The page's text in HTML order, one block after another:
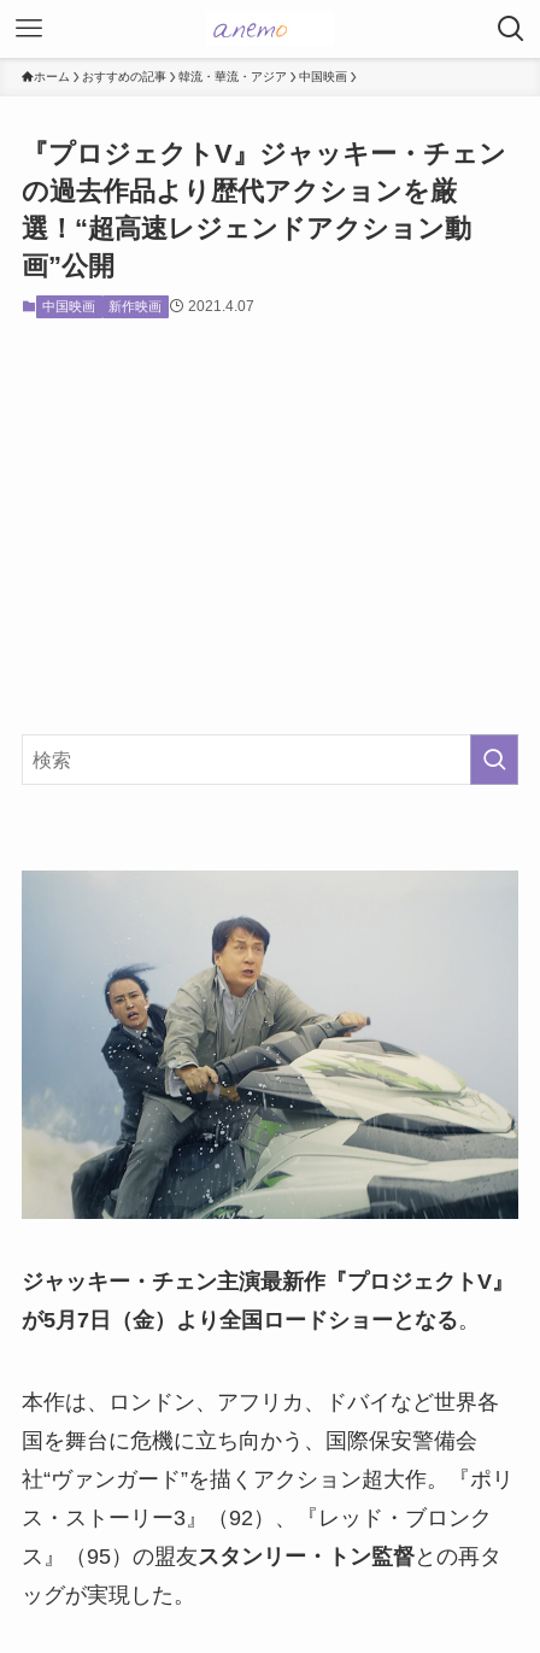
ホーム おすすめの記事 韓流・華流・アジア 中国映画
『プロジェクトV』ジャッキー・チェン
の過去作品より歴代アクションを厳
選！“超高速レジェンドアクション動
画”公開
中国映画 新作映画 2021.4.07
ジャッキー・チェン主演最新作『プロジェクトV』
が5月7日（金）より全国ロードショーとなる。
本作は、ロンドン、アフリカ、ドバイなど世界各
国を舞台に危機に立ち向かう、国際保安警備会
社“ヴァンガード”を描くアクション超大作。『ポリ
ス・ストーリー3』（92）、『レッド・ブロンク
ス』（95）の盟友スタンリー・トン監督との再タ
ッグが実現した。